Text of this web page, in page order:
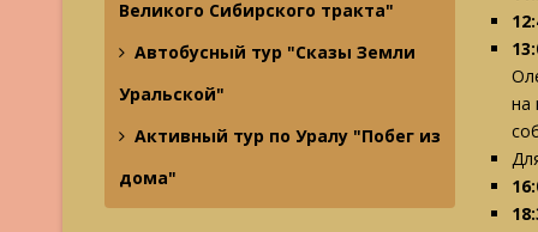
Великого Сибирского тракта"
Автобусный тур "Сказы Земли
Уральской"
Активный тур по Уралу "Побег из
дома"
на